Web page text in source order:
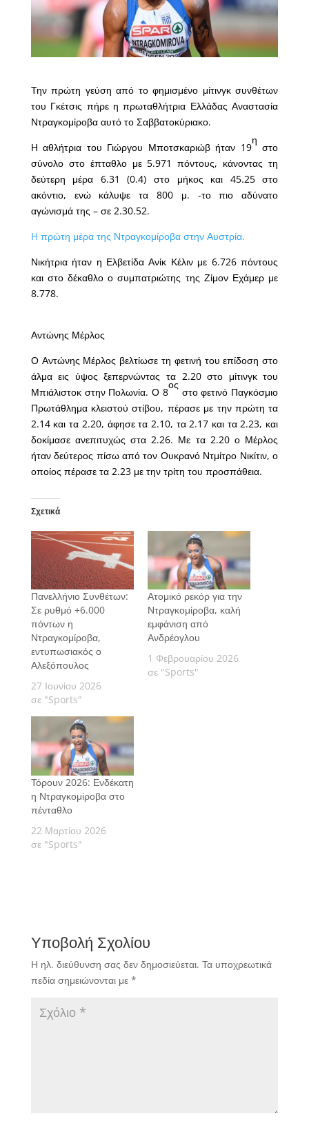
Την πρώτη γεύση από το φημισμένο μίτινγκ συνθέτων
του Γκέτσις πήρε η πρωταθλήτρια Ελλάδας Αναστασία
Ντραγκομίροβα αυτό το Σαββατοκύριακο.
Η αθλήτρια του Γιώργου Μποτσκαριώβ ήταν 19
η
στο
σύνολο στο έπταθλο με 5.971 πόντους, κάνοντας τη
δεύτερη μέρα 6.31 (0.4) στο μήκος και 45.25 στο
ακόντιο, ενώ κάλυψε τα 800 μ. -το πιο αδύνατο
αγώνισμά της – σε 2.30.52.
H πρώτη μέρα της Ντραγκομίροβα στην Αυστρία.
Νικήτρια ήταν η Ελβετίδα Ανίκ Κέλιν με 6.726 πόντους
και στο δέκαθλο ο συμπατριώτης της Ζίμον Εχάμερ με
8.778.
Αντώνης Μέρλος
Ο Αντώνης Μέρλος βελτίωσε τη φετινή του επίδοση στο
άλμα εις ύψος ξεπερνώντας τα 2.20 στο μίτινγκ του
Μπιάλιστοκ στην Πολωνία. Ο 8
ος
στο φετινό Παγκόσμιο
Πρωτάθλημα κλειστού στίβου, πέρασε με την πρώτη τα
2.14 και τα 2.20, άφησε τα 2.10, τα 2.17 και τα 2.23, και
δοκίμασε ανεπιτυχώς στα 2.26. Με τα 2.20 ο Μέρλος
ήταν δεύτερος πίσω από τον Ουκρανό Ντμίτρο Νικίτιν, ο
οποίος πέρασε τα 2.23 με την τρίτη του προσπάθεια.
Σχετικά
Πανελλήνιο Συνθέτων:
Σε ρυθμό +6.000
πόντων η
Ντραγκομίροβα,
εντυπωσιακός ο
Αλεξόπουλος
27 Ιουνίου 2026
σε "Sports"
Ατομικό ρεκόρ για την
Ντραγκομίροβα, καλή
εμφάνιση από
Ανδρέογλου
1 Φεβρουαρίου 2026
σε "Sports"
Τόρουν 2026: Ενδέκατη
η Ντραγκομίροβα στο
πένταθλο
22 Μαρτίου 2026
σε "Sports"
Υποβολή Σχολίου
Η ηλ. διεύθυνση σας δεν δημοσιεύεται. Τα υποχρεωτικά
πεδία σημειώνονται με *